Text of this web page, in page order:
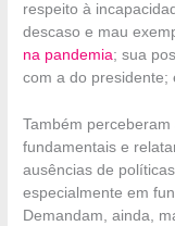
respeito à
descaso e mau
na pandemia; sua
com a do presidente;
Também
fundamentais e
ausências de
especialmente em
Demandam, ainda,